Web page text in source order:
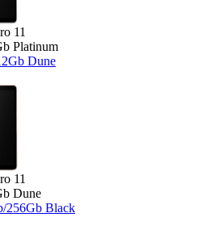
11
Platinum
Dune
11
Dune
256Gb Black